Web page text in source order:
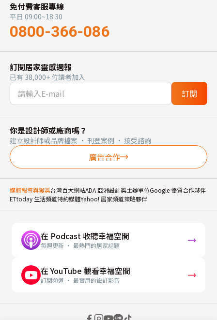
免付費客服專線
平日 09:00~18:30
0800-366-086
訂閱居家靈感週報
已有 38,000+ 位讀者加入
訂閱
你是設計師或廠商嗎？
建立設計師或品牌檔案 · 刊登案例 · 接受諮詢
廣告合作
媒體報導與獲獎台灣百大網站ADA 亞洲設計獎主辦單位Google 優質合作夥伴
ETtoday 生活頻道特約媒體Yahoo! 居家頻道策略夥伴
在 Podcast 收聽幸福空間
每週更新 · 最熱門的居家話題
在 YouTube 觀看幸福空間
訂閱頻道 · 最實用的設計影音